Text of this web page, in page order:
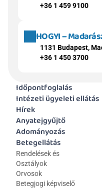
+36 1 459 9100
HOGYI –
1131 Budapest,
+36 1 450 3700
Időpontfoglalás
Intézeti ügyeleti ellátás
Hírek
Anyatejgyűjtő
Adományozás
Betegellátás
Rendelések és
Osztályok
Orvosok
Betegjogi képviselő